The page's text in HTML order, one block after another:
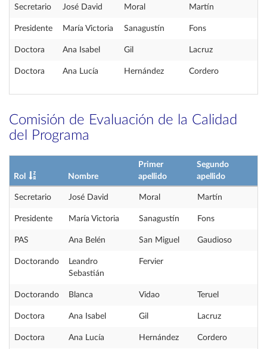
Secretario José David Moral Martín
Presidente María Victoria Sanagustín Fons
Doctora Ana Isabel Gil Lacruz
Doctora Ana Lucía Hernández Cordero
Comisión de Evaluación de la Calidad
del Programa
Rol Nombre
Primer
apellido
Segundo
apellido
Secretario José David Moral Martín
Presidente María Victoria Sanagustín Fons
PAS Ana Belén San Miguel Gaudioso
Doctorando
Leandro
Sebastián
Fervier
Doctorando Blanca Vidao Teruel
Doctora Ana Isabel Gil Lacruz
Doctora Ana Lucía Hernández Cordero